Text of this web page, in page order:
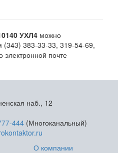
УХЛ4 можно
383-33-33, 319-54-69,
почте
наб., 12
444(Многоканальный)
О компании